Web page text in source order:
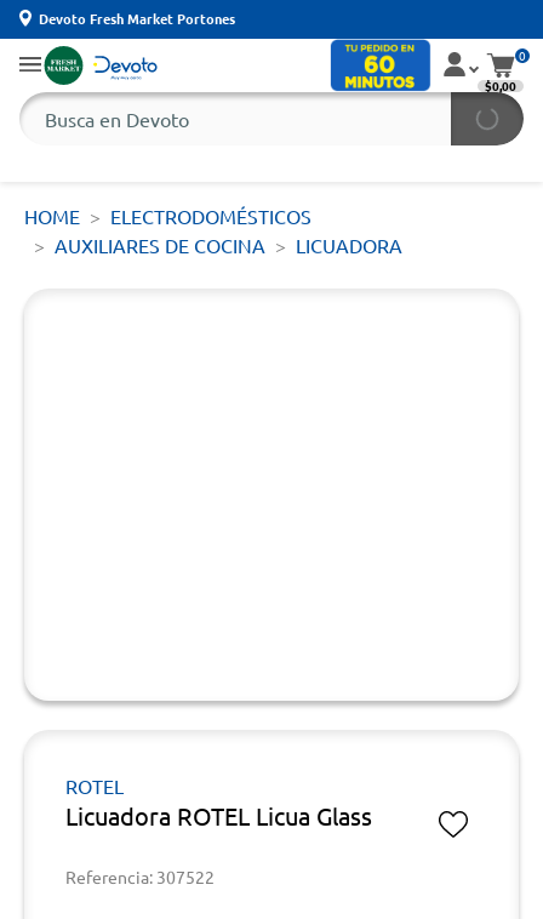
Devoto Fresh Market Portones
0
$0,00
HOME
ELECTRODOMÉSTICOS
AUXILIARES DE COCINA
LICUADORA
ROTEL
Licuadora ROTEL Licua Glass
Referencia: 307522